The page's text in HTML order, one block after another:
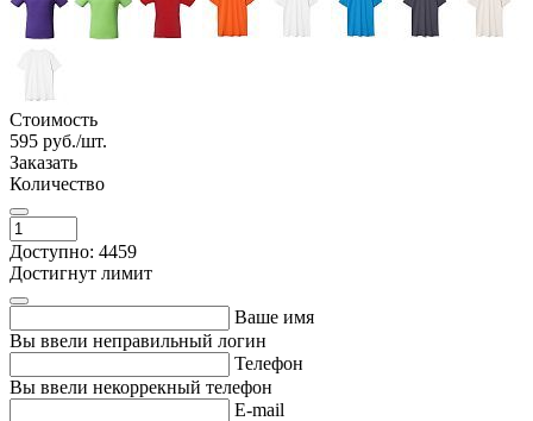
Стоимость
595 руб./шт.
Заказать
Количество
Доступно: 4459
Достигнут лимит
Ваше имя
Вы ввели неправильный логин
Телефон
Вы ввели некоррекный телефон
E-mail